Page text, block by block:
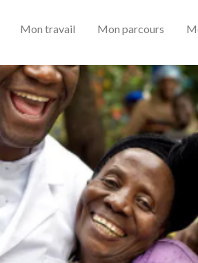
Mon travail Mon parcours